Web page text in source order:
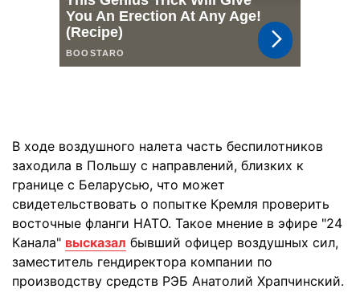
В ходе воздушного налета часть беспилотников
заходила в Польшу с направлений, близких к
границе с Беларусью, что может
свидетельствовать о попытке Кремля проверить
восточные фланги НАТО. Такое мнение в эфире "24
Канала" высказал бывший офицер воздушных сил,
заместитель гендиректора компании по
производству средств РЭБ Анатолий Храпчинский.